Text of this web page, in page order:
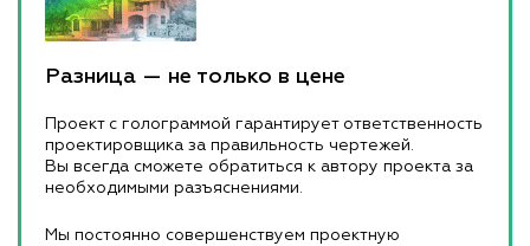
Разница — не только в цене
Проект с голограммой гарантирует ответственность
проектировщика за правильность чертежей.
Вы всегда сможете обратиться к автору проекта за
необходимыми разъяснениями.
Мы постоянно совершенствуем проектную